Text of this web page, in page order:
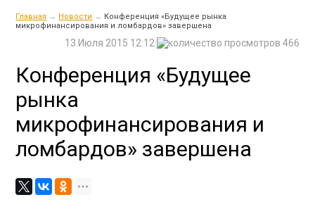
Главная → Новости → Конференция «Будущее рынка
микрофинансирования и ломбардов» завершена
466
13 Июля 2015 12:12
Конференция «Будущее
рынка
микрофинансирования и
ломбардов» завершена